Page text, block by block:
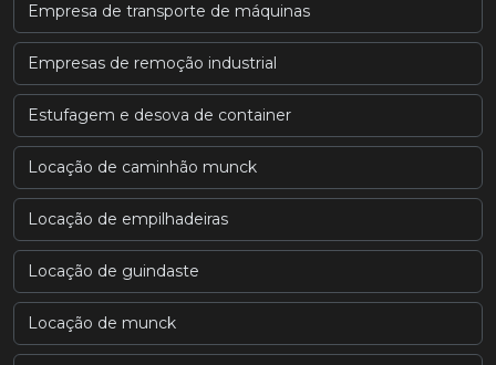
Empresa de transporte de máquinas
Empresas de remoção industrial
Estufagem e desova de container
Locação de caminhão munck
Locação de empilhadeiras
Locação de guindaste
Locação de munck